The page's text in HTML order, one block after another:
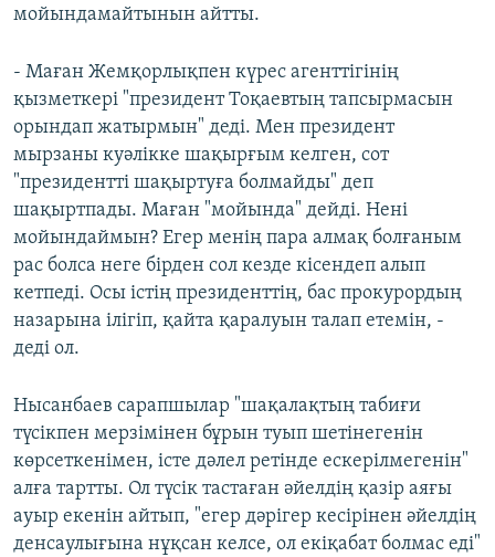
мойындамайтынын айтты.
- Маған Жемқорлықпен күрес агенттігінің
қызметкері "президент Тоқаевтың тапсырмасын
орындап жатырмын" деді. Мен президент
мырзаны куәлікке шақырғым келген, сот
"президентті шақыртуға болмайды" деп
шақыртпады. Маған "мойында" дейді. Нені
мойындаймын? Егер менің пара алмақ болғаным
рас болса неге бірден сол кезде кісендеп алып
кетпеді. Осы істің президенттің, бас прокурордың
назарына ілігіп, қайта қаралуын талап етемін, -
деді ол.
Нысанбаев сарапшылар "шақалақтың табиғи
түсікпен мерзімінен бұрын туып шетінегенін
көрсеткенімен, істе дәлел ретінде ескерілмегенін"
алға тартты. Ол түсік тастаған әйелдің қазір аяғы
ауыр екенін айтып, "егер дәрігер кесірінен әйелдің
денсаулығына нұқсан келсе, ол екіқабат болмас еді"